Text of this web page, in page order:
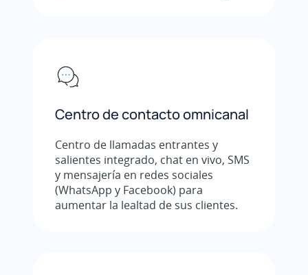
Centro de contacto omnicanal
Centro de llamadas entrantes y
salientes integrado, chat en vivo, SMS
y mensajería en redes sociales
(WhatsApp y Facebook) para
aumentar la lealtad de sus clientes.